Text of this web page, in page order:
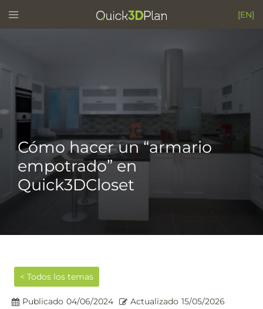
Toggle
menu [EN]
Cómo hacer un “armario
empotrado” en
Quick3DCloset
< Todos los temas
Publicado 04/06/2024 Actualizado 15/05/2026